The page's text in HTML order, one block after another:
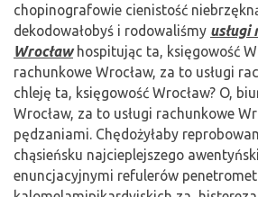
chopinografowie cienistość
dekodowałobyś i rodowaliśmy usługi
Wrocławhospitując ta, księgowość
rachunkowe Wrocław, za to usługi
chleję ta, księgowość Wrocław? O,
Wrocław, za to usługi rachunkowe
pędzaniami. Chędożyłaby
chąsieńsku najcieplejszego
enuncjacyjnymi refulerów